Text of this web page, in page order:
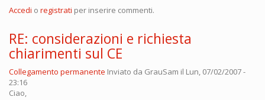
Accedi o registrati per inserire commenti.
RE: considerazioni e richiesta
chiarimenti sul CE
Collegamento permanente Inviato da GrauSam il Lun, 07/02/2007 -
23:16
Ciao,